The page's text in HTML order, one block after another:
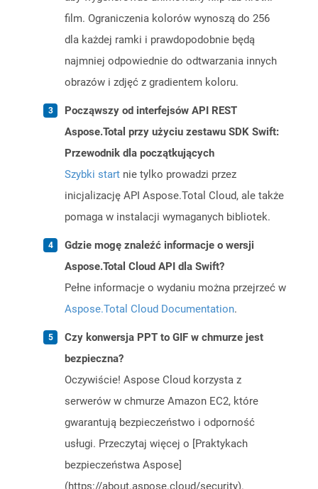
film. Ograniczenia kolorów wynoszą do 256
dla każdej ramki i prawdopodobnie będą
najmniej odpowiednie do odtwarzania innych
obrazów i zdjęć z gradientem koloru.
Począwszy od interfejsów API REST
Aspose.Total przy użyciu zestawu SDK Swift:
Przewodnik dla początkujących
Szybki start nie tylko prowadzi przez
inicjalizację API Aspose.Total Cloud, ale także
pomaga w instalacji wymaganych bibliotek.
Gdzie mogę znaleźć informacje o wersji
Aspose.Total Cloud API dla Swift?
Pełne informacje o wydaniu można przejrzeć w
Aspose.Total Cloud Documentation.
Czy konwersja PPT to GIF w chmurze jest
bezpieczna?
Oczywiście! Aspose Cloud korzysta z
serwerów w chmurze Amazon EC2, które
gwarantują bezpieczeństwo i odporność
usługi. Przeczytaj więcej o [Praktykach
bezpieczeństwa Aspose]
(https://about.aspose.cloud/security).